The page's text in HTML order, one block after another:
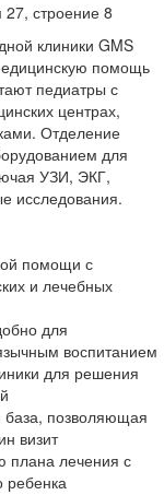
строение 8
клиники GMS
помощь
педиатры с
центрах,
Отделение
для
УЗИ, ЭКГ,
исследования.
помощи с
и лечебных
для
воспитанием
для решения
база, позволяющая
визит
плана лечения с
ребенка